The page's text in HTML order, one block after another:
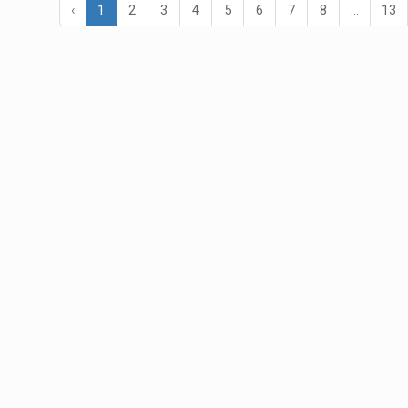
‹ 1 2 3 4 5 6 7 8 ... 13